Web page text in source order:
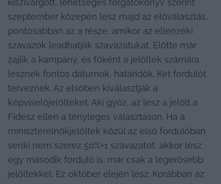
kiszivárgott, lehetséges forgatókönyv szerint
szeptember közepén lesz majd az előválasztás,
pontosabban az a része, amikor az ellenzéki
szavazók leadhatják szavazatukat. Előtte már
zajlik a kampány, és főként a jelöltek számára
lesznek fontos dátumok, határidők. Két fordulót
terveznek. Az elsőben kiválasztják a
képviselőjelölteket. Aki győz, az lesz a jelölt a
Fidesz ellen a tényleges választáson. Ha a
miniszterelnökjelöltek közül az első fordulóban
senki nem szerez 50%+1 szavazatot, akkor lesz
egy második forduló is, már csak a legerősebb
jelöltekkel. Ez október elején lesz. Korábban az